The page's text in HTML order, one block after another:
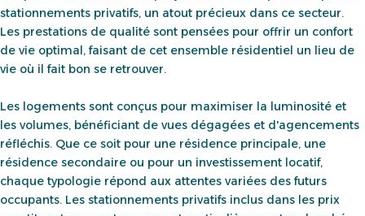
stationnements privatifs, un atout précieux dans ce secteur.
Les prestations de qualité sont pensées pour offrir un confort
de vie optimal, faisant de cet ensemble résidentiel un lieu de
vie où il fait bon se retrouver.
Les logements sont conçus pour maximiser la luminosité et
les volumes, bénéficiant de vues dégagées et d'agencements
réfléchis. Que ce soit pour une résidence principale, une
résidence secondaire ou pour un investissement locatif,
chaque typologie répond aux attentes variées des futurs
occupants. Les stationnements privatifs inclus dans les prix